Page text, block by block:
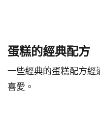
蛋糕的經典配方
一些經典的蛋糕配方經
喜愛。